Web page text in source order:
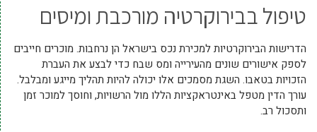
טיפול בבירוקרטיה מורכבת ומיסים
הדרישות הבירוקרטיות למכירת נכס בישראל הן נרחבות. מוכרים חייבים
לספק אישורים שונים מהעירייה ומס שבח כדי לבצע את העברת
הזכויות בטאבו. השגת מסמכים אלו יכולה להיות תהליך מייגע ומבלבל.
עורך הדין מטפל באינטראקציות הללו מול הרשויות, וחוסך למוכר זמן
ותסכול רב.